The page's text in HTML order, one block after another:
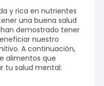
y rica en nutrientes
una buena salud
demostrado tener
nuestro
A continuación,
alimentos que
tu salud mental: